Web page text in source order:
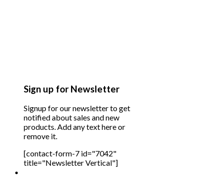
Sign up for Newsletter
Signup for our newsletter to get
notified about sales and new
products. Add any text here or
remove it.
[contact-form-7 id="7042"
title="Newsletter Vertical"]